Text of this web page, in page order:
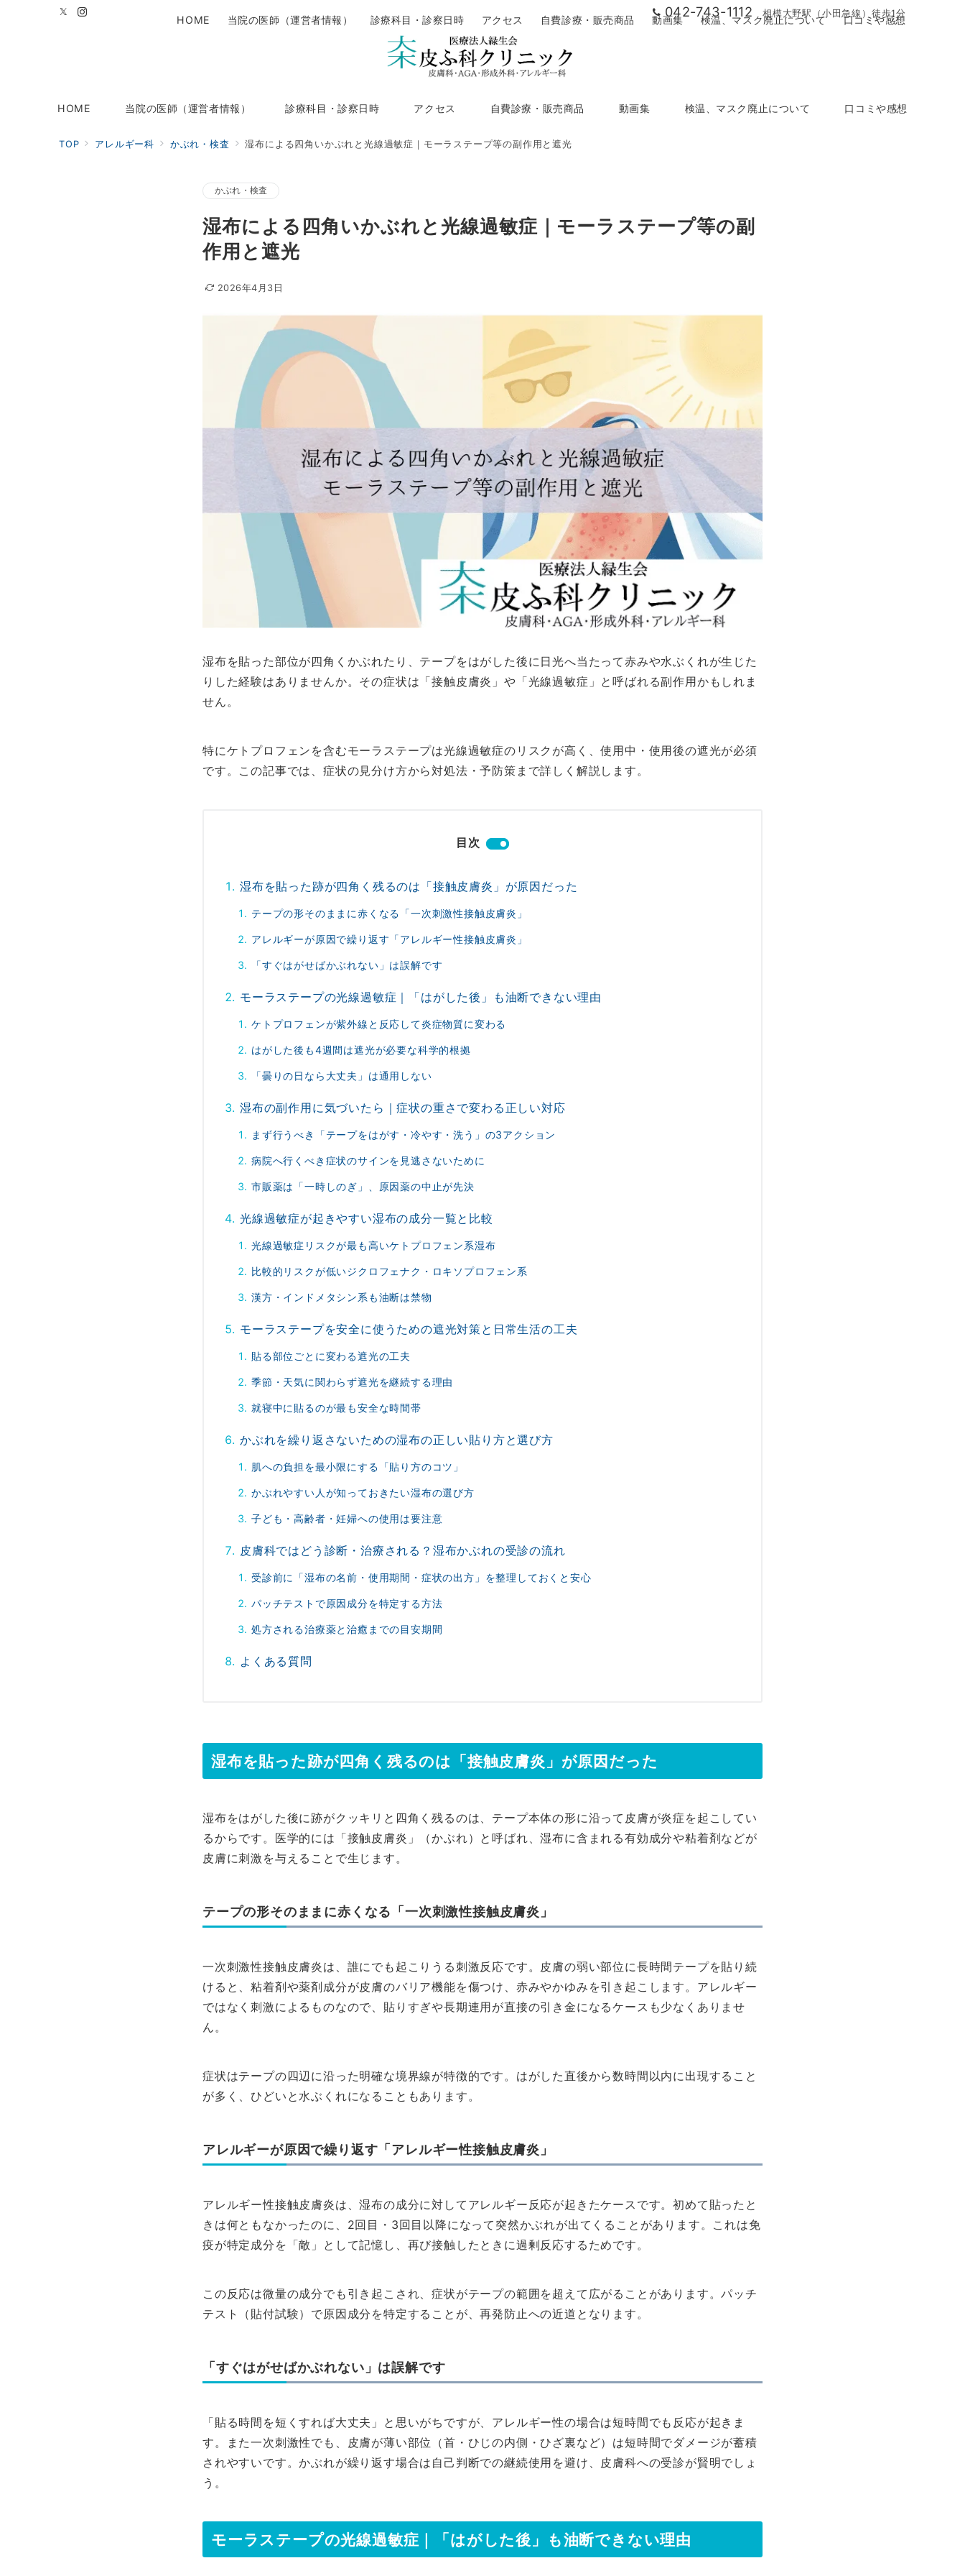
042-743-1112 相模大野駅（小田急線）徒歩1分
HOME 当院の医師（運営者情報） 診療科目・診察日時 アクセス 自費診療・販売商品 動画集 検温、マスク廃止について 口コミや感想
HOME 当院の医師（運営者情報） 診療科目・診察日時 アクセス 自費診療・販売商品 動画集 検温、マスク廃止について 口コミや感想
TOP アレルギー科 かぶれ・検査 湿布による四角いかぶれと光線過敏症｜モーラステープ等の副作用と遮光
かぶれ・検査
湿布による四角いかぶれと光線過敏症｜モーラステープ等の副
作用と遮光
2026年4月3日
湿布を貼った部位が四角くかぶれたり、テープをはがした後に日光へ当たって赤みや水ぶくれが生じた
りした経験はありませんか。その症状は「接触皮膚炎」や「光線過敏症」と呼ばれる副作用かもしれま
せん。
特にケトプロフェンを含むモーラステープは光線過敏症のリスクが高く、使用中・使用後の遮光が必須
です。この記事では、症状の見分け方から対処法・予防策まで詳しく解説します。
目次
湿布を貼った跡が四角く残るのは「接触皮膚炎」が原因だった
テープの形そのままに赤くなる「一次刺激性接触皮膚炎」
アレルギーが原因で繰り返す「アレルギー性接触皮膚炎」
「すぐはがせばかぶれない」は誤解です
モーラステープの光線過敏症｜「はがした後」も油断できない理由
ケトプロフェンが紫外線と反応して炎症物質に変わる
はがした後も4週間は遮光が必要な科学的根拠
「曇りの日なら大丈夫」は通用しない
湿布の副作用に気づいたら｜症状の重さで変わる正しい対応
まず行うべき「テープをはがす・冷やす・洗う」の3アクション
病院へ行くべき症状のサインを見逃さないために
市販薬は「一時しのぎ」、原因薬の中止が先決
光線過敏症が起きやすい湿布の成分一覧と比較
光線過敏症リスクが最も高いケトプロフェン系湿布
比較的リスクが低いジクロフェナク・ロキソプロフェン系
漢方・インドメタシン系も油断は禁物
モーラステープを安全に使うための遮光対策と日常生活の工夫
貼る部位ごとに変わる遮光の工夫
季節・天気に関わらず遮光を継続する理由
就寝中に貼るのが最も安全な時間帯
かぶれを繰り返さないための湿布の正しい貼り方と選び方
肌への負担を最小限にする「貼り方のコツ」
かぶれやすい人が知っておきたい湿布の選び方
子ども・高齢者・妊婦への使用は要注意
皮膚科ではどう診断・治療される？湿布かぶれの受診の流れ
受診前に「湿布の名前・使用期間・症状の出方」を整理しておくと安心
パッチテストで原因成分を特定する方法
処方される治療薬と治癒までの目安期間
よくある質問
湿布を貼った跡が四角く残るのは「接触皮膚炎」が原因だった
湿布をはがした後に跡がクッキリと四角く残るのは、テープ本体の形に沿って皮膚が炎症を起こしてい
るからです。医学的には「接触皮膚炎」（かぶれ）と呼ばれ、湿布に含まれる有効成分や粘着剤などが
皮膚に刺激を与えることで生じます。
テープの形そのままに赤くなる「一次刺激性接触皮膚炎」
一次刺激性接触皮膚炎は、誰にでも起こりうる刺激反応です。皮膚の弱い部位に長時間テープを貼り続
けると、粘着剤や薬剤成分が皮膚のバリア機能を傷つけ、赤みやかゆみを引き起こします。アレルギー
ではなく刺激によるものなので、貼りすぎや長期連用が直接の引き金になるケースも少なくありませ
ん。
症状はテープの四辺に沿った明確な境界線が特徴的です。はがした直後から数時間以内に出現すること
が多く、ひどいと水ぶくれになることもあります。
アレルギーが原因で繰り返す「アレルギー性接触皮膚炎」
アレルギー性接触皮膚炎は、湿布の成分に対してアレルギー反応が起きたケースです。初めて貼ったと
きは何ともなかったのに、2回目・3回目以降になって突然かぶれが出てくることがあります。これは免
疫が特定成分を「敵」として記憶し、再び接触したときに過剰反応するためです。
この反応は微量の成分でも引き起こされ、症状がテープの範囲を超えて広がることがあります。パッチ
テスト（貼付試験）で原因成分を特定することが、再発防止への近道となります。
「すぐはがせばかぶれない」は誤解です
「貼る時間を短くすれば大丈夫」と思いがちですが、アレルギー性の場合は短時間でも反応が起きま
す。また一次刺激性でも、皮膚が薄い部位（首・ひじの内側・ひざ裏など）は短時間でダメージが蓄積
されやすいです。かぶれが繰り返す場合は自己判断での継続使用を避け、皮膚科への受診が賢明でしょ
う。
モーラステープの光線過敏症｜「はがした後」も油断できない理由